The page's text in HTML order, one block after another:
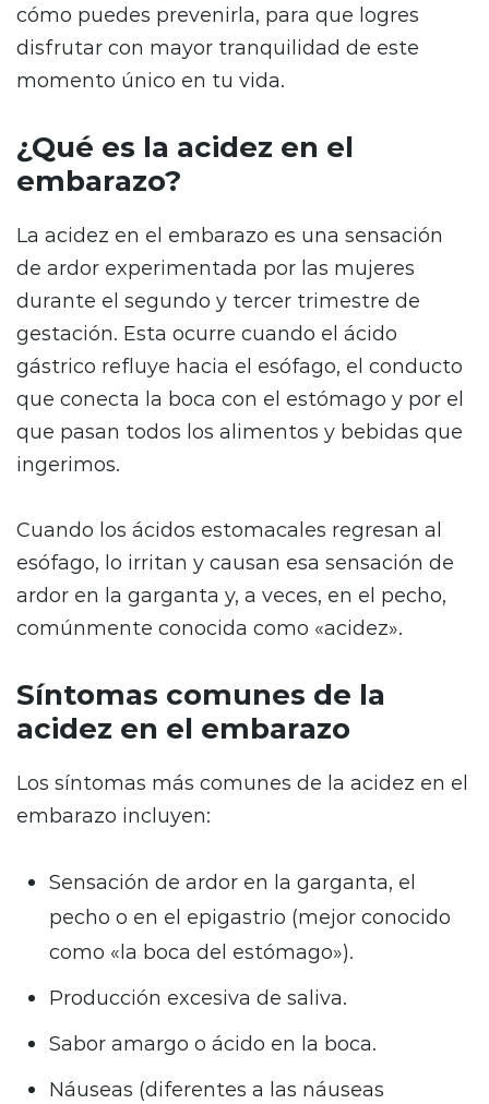
cómo puedes prevenirla, para que logres
disfrutar con mayor tranquilidad de este
momento único en tu vida.
¿Qué es la acidez en el
embarazo?
La acidez en el embarazo es una sensación
de ardor experimentada por las mujeres
durante el segundo y tercer trimestre de
gestación. Esta ocurre cuando el ácido
gástrico refluye hacia el esófago, el conducto
que conecta la boca con el estómago y por el
que pasan todos los alimentos y bebidas que
ingerimos.
Cuando los ácidos estomacales regresan al
esófago, lo irritan y causan esa sensación de
ardor en la garganta y, a veces, en el pecho,
comúnmente conocida como «acidez».
Síntomas comunes de la
acidez en el embarazo
Los síntomas más comunes de la acidez en el
embarazo incluyen:
Sensación de ardor en la garganta, el
pecho o en el epigastrio (mejor conocido
como «la boca del estómago»).
Producción excesiva de saliva.
Sabor amargo o ácido en la boca.
Náuseas (diferentes a las náuseas